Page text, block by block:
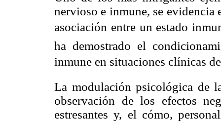
nervioso e inmune, se evidencia
asociación entre un estado
ha demostrado el
inmune en situaciones clínicas
La modulación psicológica de
observación de los efectos
estresantes y, el cómo,